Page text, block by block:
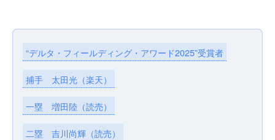
“デルタ・フィールディング・アワード2025”受賞者
捕手 太田光（楽天）
一塁 増田陸（読売）
二塁 吉川尚輝（読売）